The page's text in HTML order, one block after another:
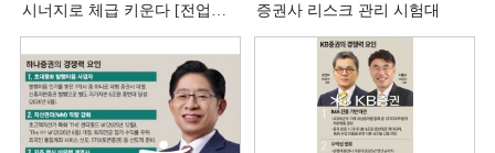
시너지로 체급 키운다 [전업계
증권사 리스크 관리 시험대